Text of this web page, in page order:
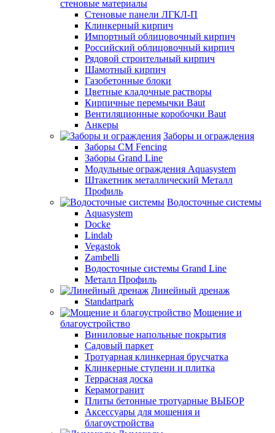
стеновые материалы
Стеновые панели ЛГКЛ-П
Клинкерный кирпич
Импортный облицовочный кирпич
Российский облицовочный кирпич
Рядовой строительный кирпич
Шамотный кирпич
Газобетонные блоки
Цветные кладочные растворы
Кирпичные перемычки Baut
Вентиляционные коробочки Baut
Анкеры
Заборы и ограждения
Заборы CM Fencing
Заборы Grand Line
Модульные ограждения Aquasystem
Штакетник металлический Металл
Профиль
Водосточные системы
Aquasystem
Docke
Lindab
Vegastok
Zambelli
Водосточные системы Grand Line
Металл Профиль
Линейный дренаж
Standartpark
Мощение и
благоустройство
Виниловые напольные покрытия
Садовый паркет
Тротуарная клинкерная брусчатка
Клинкерные ступени и плитка
Террасная доска
Керамогранит
Плиты бетонные тротуарные ВЫБОР
Аксессуары для мощения и
благоустройства